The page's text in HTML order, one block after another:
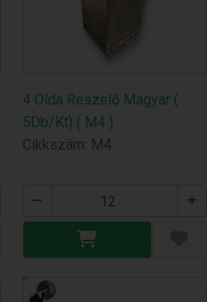
4 Olda Reszelő Magyar (
5Db/Kt) ( M4 )
Cikkszám: M4